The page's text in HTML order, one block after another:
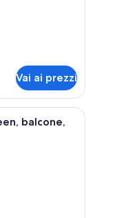
Vai ai prezzi
| Bollitore elettrico
d'albergo con un letto,
balcone,